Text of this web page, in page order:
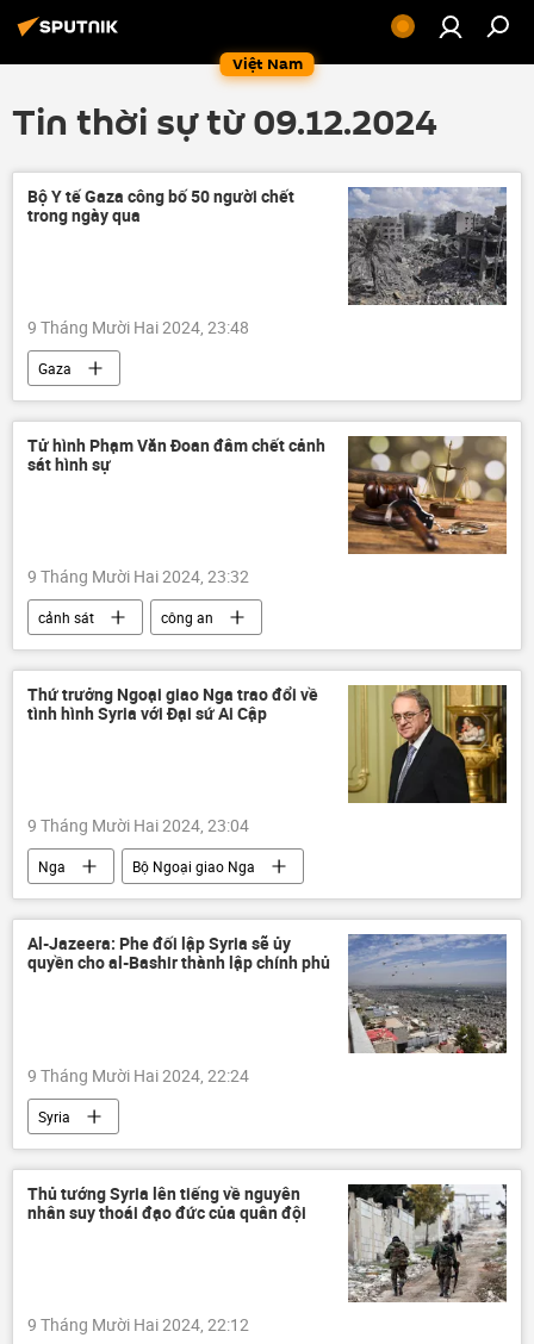
Việt Nam
Tin thời sự từ 09.12.2024
Bộ Y tế Gaza công bố 50 người chết
trong ngày qua
9 Tháng Mười Hai 2024, 23:48
Gaza
Vòng xoáy căng thẳng mới ở Trung Đông
Palestine
Israel
cái chết
bị thương
Thế giới
Tử hình Phạm Văn Đoan đâm chết cảnh
sát hình sự
9 Tháng Mười Hai 2024, 23:32
cảnh sát
công an
hình phạt tử hình
kết án tử hình
thông tin
Việt Nam
Pháp luật
Tòa án
giết
Thứ trưởng Ngoại giao Nga trao đổi về
tình hình Syria với Đại sứ Ai Cập
9 Tháng Mười Hai 2024, 23:04
Nga
Bộ Ngoại giao Nga
Mikhail Bogdanov
Syria
Thế giới
thông tin
Tình hình bùng phát trầm trọng ở Syria - 2024
Al-Jazeera: Phe đối lập Syria sẽ ủy
quyền cho al-Bashir thành lập chính phủ
9 Tháng Mười Hai 2024, 22:24
Syria
Tình hình bùng phát trầm trọng ở Syria - 2024
Chính phủ
Idlib
Trung Đông
thông tin
Quân sự Thế giới
Thủ tướng Syria lên tiếng về nguyên
nhân suy thoái đạo đức của quân đội
9 Tháng Mười Hai 2024, 22:12